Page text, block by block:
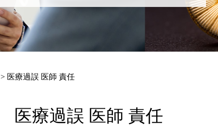
> 医療過誤 医師 責任
医療過誤 医師 責任